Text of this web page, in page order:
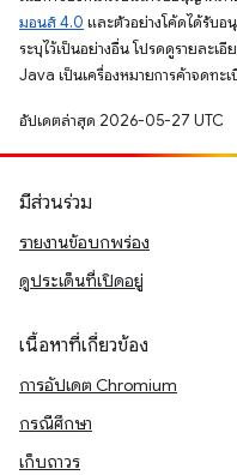
มอนส์ 4.0 และตัวอย่างโค้ดได้รับอ
ระบุไว้เป็นอย่างอื่น โปรดดูรายละเอี
Java เป็นเครื่องหมายการค้าจดท
อัปเดตล่าสุด 2026-05-27 UTC
มีส่วนร่วม
รายงานข้อบกพร่อง
ดูประเด็นที่เปิดอยู่
เนื้อหาที่เกี่ยวข้อง
การอัปเดต Chromium
กรณีศึกษา
เก็บถาวร